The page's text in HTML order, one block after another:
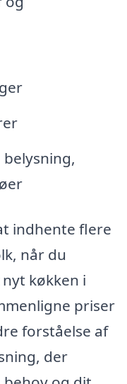
indhente flere
når du
køkken i
priser
forståelse af
der